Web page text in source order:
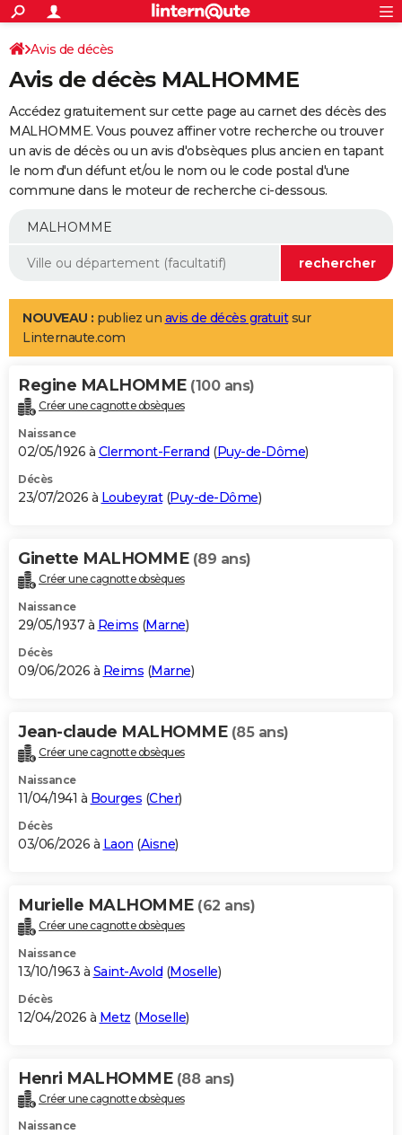
ACTUALITÉS
Politique
Société
Faits Divers
Education
Monde
Villes
+
SPORT
Coupe du monde 2026
Football
Tennis
Cyclisme
Rugby
Forum
Programme TV
TNT
Streaming
Cinéma
Sorties cinéma
Musique
+
FINANCE
Impôts
Immobilier
Risques naturels par ville
Banque
Assurance
Crédit
AUTO
Essais
Réserver un essai
Citadines
Berlines
SUV
Forum auto
+
Mobiles
Meilleur smartphone
Internet
Ordinateurs
Jeux vidéo
Guide high-tech
Aménagement intérieur
LIFESTYLE
Art de vivre
Bien-être
Loisirs
Mode
Modes de vie
Alimentation
Guide de la santé
Maladies
Médicaments
Sommeil
VOYAGE
Destinations
City break
Voyage nature
Voyage de noces
Forum
Climat
+PHOTO
GUIDES D'ACHAT
BONS PLANS
Carte de Noël
Carte Bonne année
Carte Saint-Valentin
Carte Pâques
Carte d'anniversaire
DICTIONNAIRE
Dictionnaire
Biographies
Citations
Expressions
Proverbes
PROGRAMME TV
S'inscrire
Se connecter
Lycées
Collèges
Primaires
Universités
Entreprises
Service militaire
Avis de recherche
AVIS DE DÉCÈS
Bricolage
Lifestyle
Culture
Sport
Auto
Television
Voyage
Cinema
Avis de décès
Avis de décès MALHOMME
Accédez gratuitement sur cette page au carnet des décès des
MALHOMME. Vous pouvez affiner votre recherche ou trouver
un avis de décès ou un avis d'obsèques plus ancien en tapant
le nom d'un défunt et/ou le nom ou le code postal d'une
commune dans le moteur de recherche ci-dessous.
NOUVEAU : publiez un avis de décès gratuitsur
Linternaute.com
Regine MALHOMME (100 ans)
Créer une cagnotte obsèques
Naissance
02/05/1926 à Clermont-Ferrand (Puy-de-Dôme)
Décès
23/07/2026 à Loubeyrat(Puy-de-Dôme)
Ginette MALHOMME (89 ans)
Créer une cagnotte obsèques
Naissance
29/05/1937 à Reims (Marne)
Décès
09/06/2026 à Reims (Marne)
Jean-claude MALHOMME (85 ans)
Créer une cagnotte obsèques
Naissance
11/04/1941 à Bourges (Cher)
Décès
03/06/2026 à Laon (Aisne)
Murielle MALHOMME (62 ans)
Créer une cagnotte obsèques
Naissance
13/10/1963 à Saint-Avold (Moselle)
Décès
12/04/2026 à Metz (Moselle)
Henri MALHOMME (88 ans)
Créer une cagnotte obsèques
Naissance